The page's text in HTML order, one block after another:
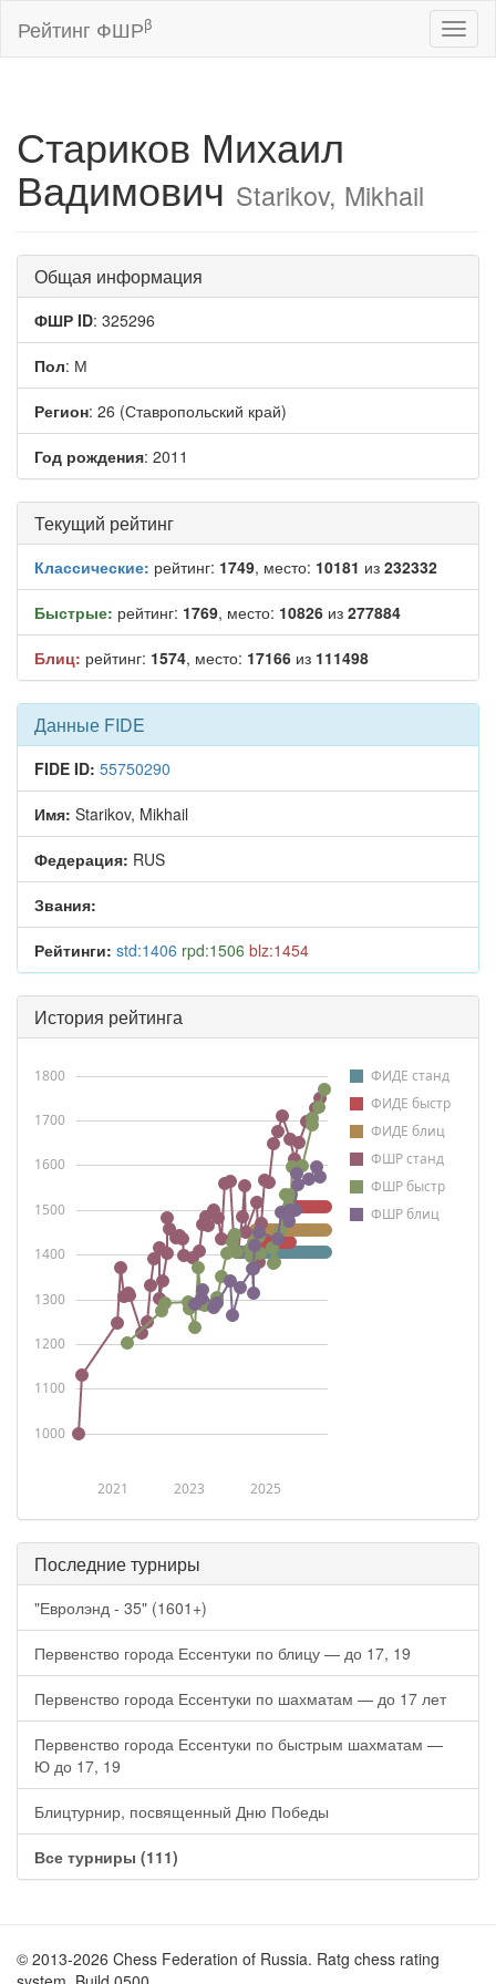
Рейтинг ФШРβ
Стариков Михаил
Вадимович Starikov, Mikhail
Общая информация
ФШР ID: 325296
Пол: М
Регион: 26 (Ставропольский край)
Год рождения: 2011
Текущий рейтинг
Классические: рейтинг: 1749, место: 10181 из 232332
Быстрые: рейтинг: 1769, место: 10826 из 277884
Блиц: рейтинг: 1574, место: 17166 из 111498
Данные FIDE
FIDE ID: 55750290
Имя: Starikov, Mikhail
Федерация: RUS
Звания:
Рейтинги: std:1406 rpd:1506 blz:1454
История рейтинга
ФИДЕ станд
ФИДЕ быстр
ФИДЕ блиц
ФШР станд
ФШР быстр
ФШР блиц
2021 2023 2025
1000
1100
1200
1300
1400
1500
1600
1700
1800
Последние турниры
"Евролэнд - 35" (1601+)
Первенство города Ессентуки по блицу — до 17, 19
Первенство города Ессентуки по шахматам — до 17 лет
Первенство города Ессентуки по быстрым шахматам —
Ю до 17, 19
Блицтурнир, посвященный Дню Победы
Все турниры (111)
© 2013-2026 Chess Federation of Russia. Ratg chess rating